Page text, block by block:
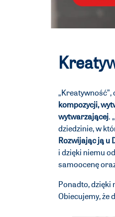
kompozycji,
wytwarzającej.
dziedzinie, w
Rozwijając ją u
i dzięki niemu
samoocenę
Ponadto, dzięki
Obiecujemy, że